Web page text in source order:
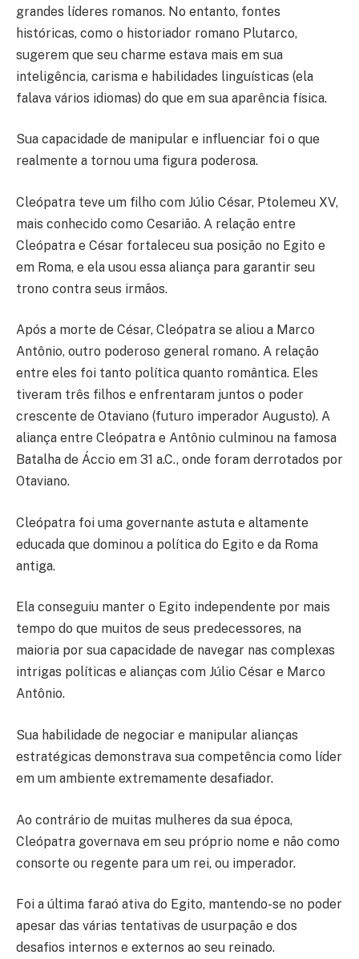
grandes líderes romanos. No entanto, fontes
históricas, como o historiador romano Plutarco,
sugerem que seu charme estava mais em sua
inteligência, carisma e habilidades linguísticas (ela
falava vários idiomas) do que em sua aparência física.
Sua capacidade de manipular e influenciar foi o que
realmente a tornou uma figura poderosa.
Cleópatra teve um filho com Júlio César, Ptolemeu XV,
mais conhecido como Cesarião. A relação entre
Cleópatra e César fortaleceu sua posição no Egito e
em Roma, e ela usou essa aliança para garantir seu
trono contra seus irmãos.
Após a morte de César, Cleópatra se aliou a Marco
Antônio, outro poderoso general romano. A relação
entre eles foi tanto política quanto romântica. Eles
tiveram três filhos e enfrentaram juntos o poder
crescente de Otaviano (futuro imperador Augusto). A
aliança entre Cleópatra e Antônio culminou na famosa
Batalha de Áccio em 31 a.C., onde foram derrotados por
Otaviano.
Cleópatra foi uma governante astuta e altamente
educada que dominou a política do Egito e da Roma
antiga.
Ela conseguiu manter o Egito independente por mais
tempo do que muitos de seus predecessores, na
maioria por sua capacidade de navegar nas complexas
intrigas políticas e alianças com Júlio César e Marco
Antônio.
Sua habilidade de negociar e manipular alianças
estratégicas demonstrava sua competência como líder
em um ambiente extremamente desafiador.
Ao contrário de muitas mulheres da sua época,
Cleópatra governava em seu próprio nome e não como
consorte ou regente para um rei, ou imperador.
Foi a última faraó ativa do Egito, mantendo-se no poder
apesar das várias tentativas de usurpação e dos
desafios internos e externos ao seu reinado.